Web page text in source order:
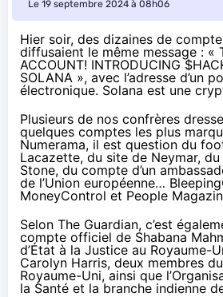
Le 19 septembre 2024 à 08h06
Hier soir, des dizaines de
diffusaient le même message : «
ACCOUNT! INTRODUCING
SOLANA », avec l’adresse d’un
électronique. Solana est une
Plusieurs de nos confrères
quelques comptes les plus
Numerama, il est question du
Lacazette, du site de Neymar,
Stone, du compte d’un
de l’Union européenne…
MoneyControl et People
Selon The Guardian, c’est
compte officiel de Shabana
d’État à la Justice au Royaume-
Carolyn Harris, deux membres
Royaume-Uni, ainsi que
la Santé et la branche indienne